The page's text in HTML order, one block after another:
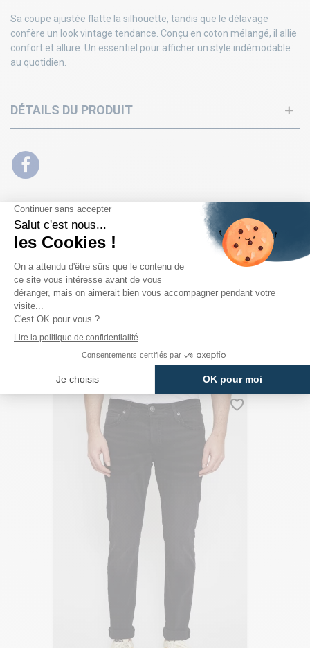
Sa coupe ajustée flatte la silhouette, tandis que le délavage
confère un look vintage tendance. Conçu en coton mélangé, il allie
confort et allure. Un essentiel pour afficher un style indémodable
au quotidien.
DÉTAILS DU PRODUIT
PRODUITS DE LA MÊME CATÉGORIE